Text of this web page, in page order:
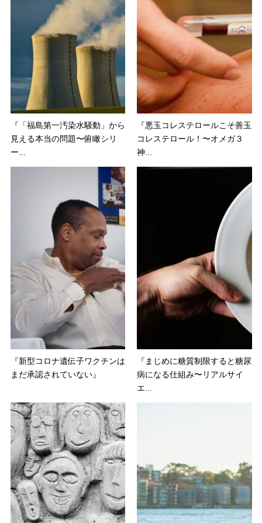
『「福島第一汚染水騒動」から
見える本当の問題〜俯瞰シリ
ー...
『悪玉コレステロールこそ善玉
コレステロール！〜オメガ３
神...
『新型コロナ遺伝子ワクチンは
まだ承認されていない』
『まじめに糖質制限すると糖尿
病になる仕組み〜リアルサイ
エ...